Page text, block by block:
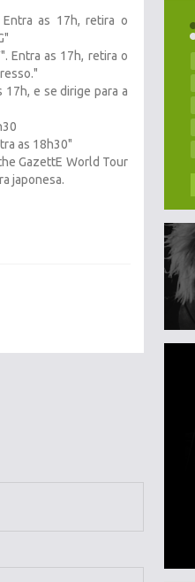
Entra as 17h, retira o
Entra as 17h, retira o
17h, e se dirige para a
as 18h30"
GazettE World Tour
japonesa.